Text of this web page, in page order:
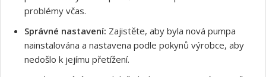
problémy včas.
Správné nastavení: Zajistěte, aby byla nová pumpa
nainstalována a nastavena podle pokynů výrobce, aby
nedošlo k jejímu přetížení.